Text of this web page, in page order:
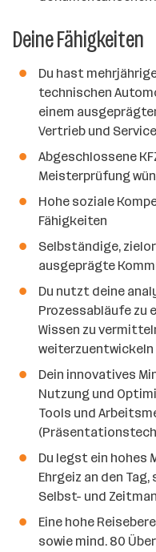
Deine Fähigkeiten
Du hast
technischen
einem
Vertrieb und
Abgeschlossene
Meisterprüfung
Hohe soziale
Fähigkeiten
Selbständige,
ausgeprägte
Du nutzt deine
Prozessabläufe zu
Wissen zu
weiterzuentwickeln
Dein innovatives
Nutzung und
Tools und
Du legst ein hohes
Ehrgeiz an den
Selbst- und
Eine hohe
sowie mind. 80